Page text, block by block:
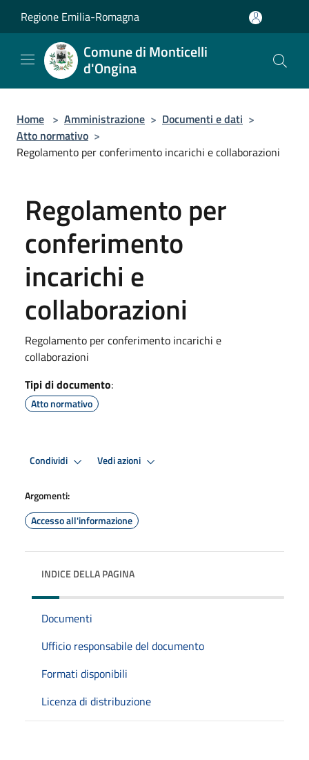
Regione Emilia-Romagna
Comune di Monticelli
d'Ongina
Home > Amministrazione > Documenti e dati >
Atto normativo >
Regolamento per conferimento incarichi e collaborazioni
Regolamento per
conferimento
incarichi e
collaborazioni
Regolamento per conferimento incarichi e
collaborazioni
Tipi di documento:
Atto normativo
Condividi Vedi azioni
Argomenti:
Accesso all'informazione
INDICE DELLA PAGINA
Documenti
Ufficio responsabile del documento
Formati disponibili
Licenza di distribuzione